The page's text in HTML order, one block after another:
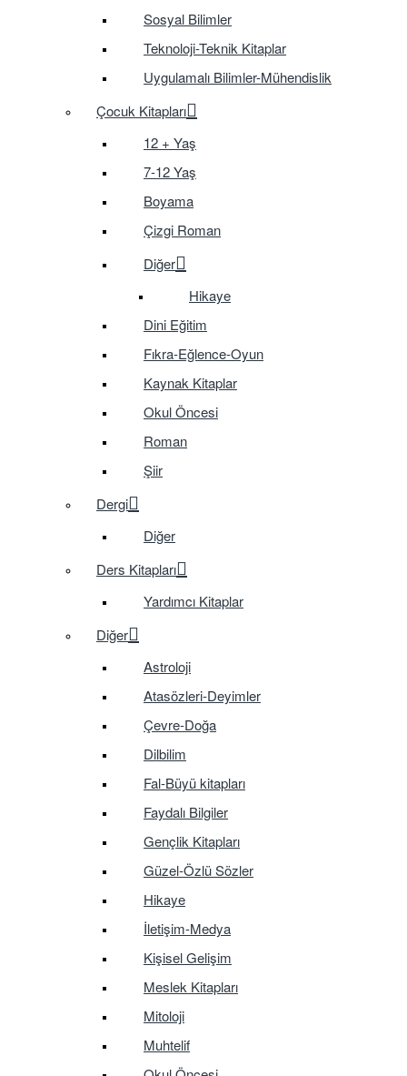
Sosyal Bilimler
Teknoloji-Teknik Kitaplar
Uygulamalı Bilimler-Mühendislik
Çocuk Kitapları
12 + Yaş
7-12 Yaş
Boyama
Çizgi Roman
Diğer
Hikaye
Dini Eğitim
Fıkra-Eğlence-Oyun
Kaynak Kitaplar
Okul Öncesi
Roman
Şiir
Dergi
Diğer
Ders Kitapları
Yardımcı Kitaplar
Diğer
Astroloji
Atasözleri-Deyimler
Çevre-Doğa
Dilbilim
Fal-Büyü kitapları
Faydalı Bilgiler
Gençlik Kitapları
Güzel-Özlü Sözler
Hikaye
İletişim-Medya
Kişisel Gelişim
Meslek Kitapları
Mitoloji
Muhtelif